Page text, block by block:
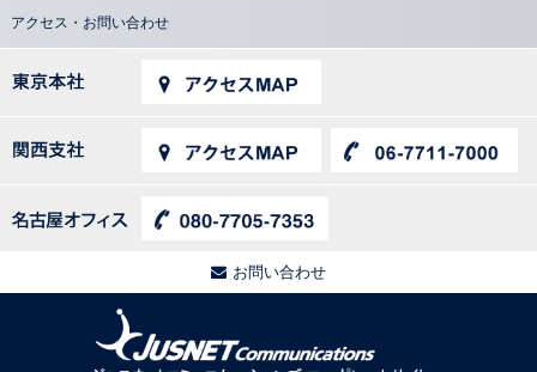
アクセス・お問い合わせ
お問い合わせ